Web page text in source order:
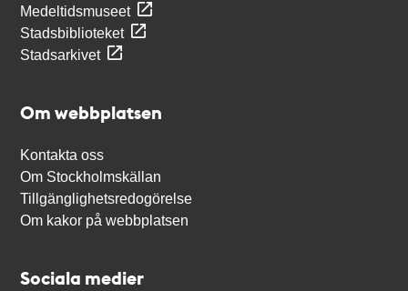
Medeltidsmuseet
Stadsbiblioteket
Stadsarkivet
Om webbplatsen
Kontakta oss
Om Stockholmskällan
Tillgänglighetsredogörelse
Om kakor på webbplatsen
Sociala medier